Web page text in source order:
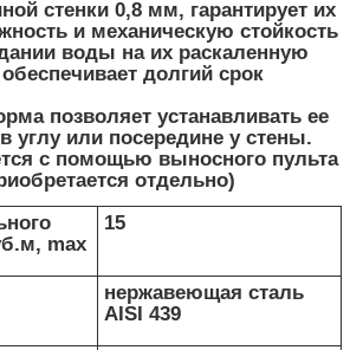
стенки 0,8 мм, гарантирует их
и механическую стойкость
воды на их раскаленную
долгий срок
позволяет устанавливать ее
углу или посередине у стены.
с помощью выносного пульта
отдельно)
max
15
нержавеющая сталь
AISI 439